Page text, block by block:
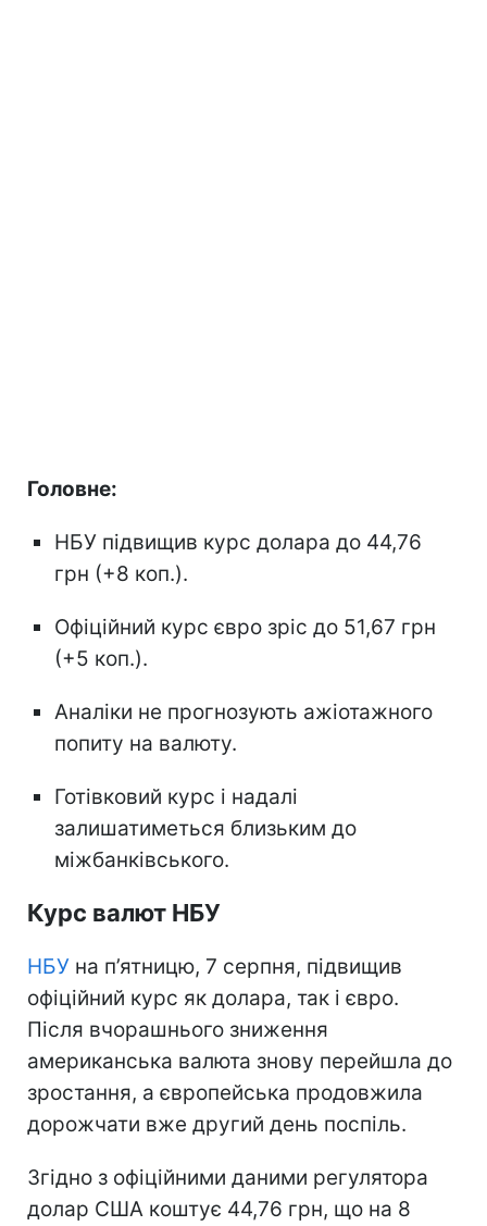
Головне:
НБУ підвищив курс долара до 44,76
грн (+8 коп.).
Офіційний курс євро зріс до 51,67 грн
(+5 коп.).
Аналіки не прогнозують ажіотажного
попиту на валюту.
Готівковий курс і надалі
залишатиметься близьким до
міжбанківського.
Курс валют НБУ
НБУ на п’ятницю, 7 серпня, підвищив
офіційний курс як долара, так і євро.
Після вчорашнього зниження
американська валюта знову перейшла до
зростання, а європейська продовжила
дорожчати вже другий день поспіль.
Згідно з офіційними даними регулятора
долар США коштує 44,76 грн, що на 8